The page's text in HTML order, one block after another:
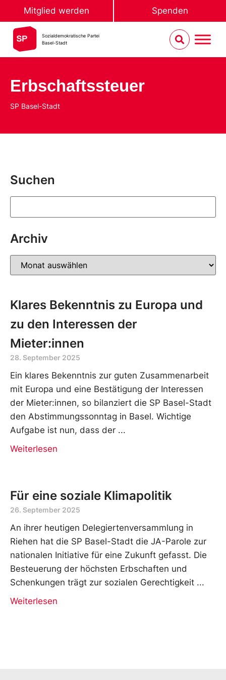
Mitglied werden Spenden
Sozialdemokratische Partei
Basel-Stadt
Erbschaftssteuer
SP Basel-Stadt
Suchen
Archiv
Klares Bekenntnis zu Europa und
zu den Interessen der
Mieter:innen
28. September 2025
Ein klares Bekenntnis zur guten Zusammenarbeit
mit Europa und eine Bestätigung der Interessen
der Mieter:innen, so bilanziert die SP Basel-Stadt
den Abstimmungssonntag in Basel. Wichtige
Aufgabe ist nun, dass der
Weiterlesen
Für eine soziale Klimapolitik
26. September 2025
An ihrer heutigen Delegiertenversammlung in
Riehen hat die SP Basel-Stadt die JA-Parole zur
nationalen Initiative für eine Zukunft gefasst. Die
Besteuerung der höchsten Erbschaften und
Schenkungen trägt zur sozialen Gerechtigkeit
Weiterlesen